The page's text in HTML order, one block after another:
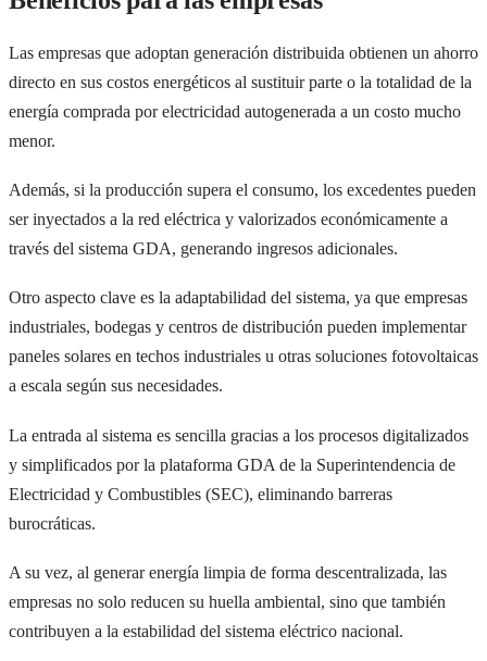
Las empresas que adoptan generación distribuida obtienen un ahorro
directo en sus costos energéticos al sustituir parte o la totalidad de la
energía comprada por electricidad autogenerada a un costo mucho
menor.
Además, si la producción supera el consumo, los excedentes pueden
ser inyectados a la red eléctrica y valorizados económicamente a
través del sistema GDA, generando ingresos adicionales.
Otro aspecto clave es la adaptabilidad del sistema, ya que empresas
industriales, bodegas y centros de distribución pueden implementar
paneles solares en techos industriales u otras soluciones fotovoltaicas
a escala según sus necesidades.
La entrada al sistema es sencilla gracias a los procesos digitalizados
y simplificados por la plataforma GDA de la Superintendencia de
Electricidad y Combustibles (SEC), eliminando barreras
burocráticas.
A su vez, al generar energía limpia de forma descentralizada, las
empresas no solo reducen su huella ambiental, sino que también
contribuyen a la estabilidad del sistema eléctrico nacional.